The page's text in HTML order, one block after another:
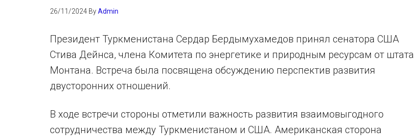
26/11/2024 ByAdmin
Президент Туркменистана Сердар Бердымухамедов принял сенатора США
Стива Дейнса, члена Комитета по энергетике и природным ресурсам от штата
Монтана. Встреча была посвящена обсуждению перспектив развития
двусторонних отношений.
В ходе встречи стороны отметили важность развития взаимовыгодного
сотрудничества между Туркменистаном и США. Американская сторона